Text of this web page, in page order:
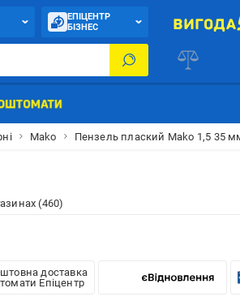
ЕПІЦЕНТР
БІЗНЕС
Mako Пензель плаский Mako 1,5 35
(460)
доставка
Епіцентр